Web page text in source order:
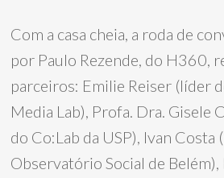
Com a casa cheia, a roda de
por Paulo Rezende, do H360,
parceiros: Emilie Reiser (líder
Media Lab), Profa. Dra. Gisele
do Co:Lab da USP), Ivan
Observatório Social de Belém),